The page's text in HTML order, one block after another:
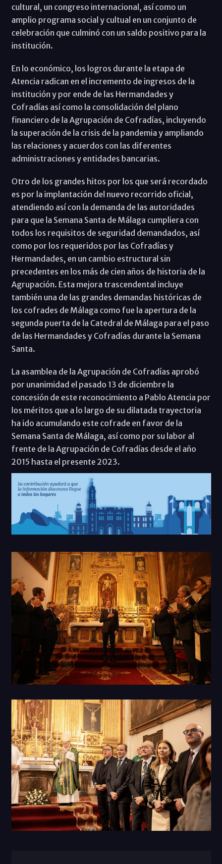
cultural, un congreso internacional, así como un
amplio programa social y cultual en un conjunto de
celebración que culminó con un saldo positivo para la
institución.
En lo económico, los logros durante la etapa de
Atencia radican en el incremento de ingresos de la
institución y por ende de las Hermandades y
Cofradías así como la consolidación del plano
financiero de la Agrupación de Cofradías, incluyendo
la superación de la crisis de la pandemia y ampliando
las relaciones y acuerdos con las diferentes
administraciones y entidades bancarias.
Otro de los grandes hitos por los que será recordado
es por la implantación del nuevo recorrido oficial,
atendiendo así con la demanda de las autoridades
para que la Semana Santa de Málaga cumpliera con
todos los requisitos de seguridad demandados, así
como por los requeridos por las Cofradías y
Hermandades, en un cambio estructural sin
precedentes en los más de cien años de historia de la
Agrupación. Esta mejora trascendental incluye
también una de las grandes demandas históricas de
los cofrades de Málaga como fue la apertura de la
segunda puerta de la Catedral de Málaga para el paso
de las Hermandades y Cofradías durante la Semana
Santa.
La asamblea de la Agrupación de Cofradías aprobó
por unanimidad el pasado 13 de diciembre la
concesión de este reconocimiento a Pablo Atencia por
los méritos que a lo largo de su dilatada trayectoria
ha ido acumulando este cofrade en favor de la
Semana Santa de Málaga, así como por su labor al
frente de la Agrupación de Cofradías desde el año
2015 hasta el presente 2023.